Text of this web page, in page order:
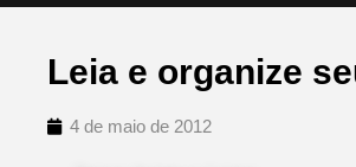
Leia e organize
4 de maio de 2012